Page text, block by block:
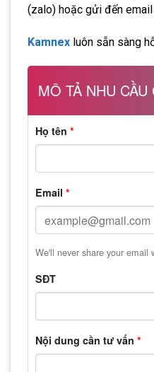
(zalo) hoặc gửi đến email
Kamnex luôn sẵn sàng
MÔ TẢ NHU
Họ tên *
Email *
We'll never share your email
SĐT
Nội dung cần tư vấn *